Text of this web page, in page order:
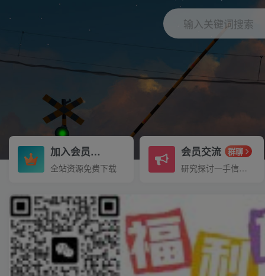
输入关键词搜索
加入会员3.3折
全站资源免费下载
会员交流 群聊
研究探讨一手信息差